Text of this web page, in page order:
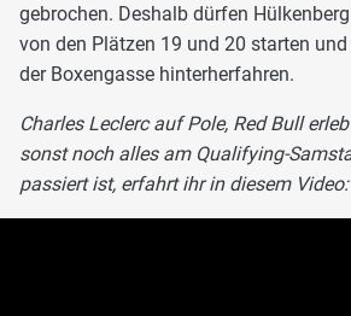
gebrochen. Deshalb dürfen
von den Plätzen 19 und 20 starten
der Boxengasse hinterherfahren.
Charles Leclerc auf Pole, Red Bull
sonst noch alles am Qualifying-
passiert ist, erfahrt ihr in diesem Video: